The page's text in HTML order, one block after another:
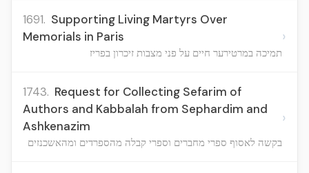
1691. Supporting Living Martyrs Over
Memorials in Paris
תמיכה במרטירער חיים על פני מצבות זיכרון בפריז
›
1743. Request for Collecting Sefarim of
Authors and Kabbalah from Sephardim and
Ashkenazim
בקשה לאסוף ספרי מחברים וספרי קבלה מהספרדים ומהאשכנזים
›